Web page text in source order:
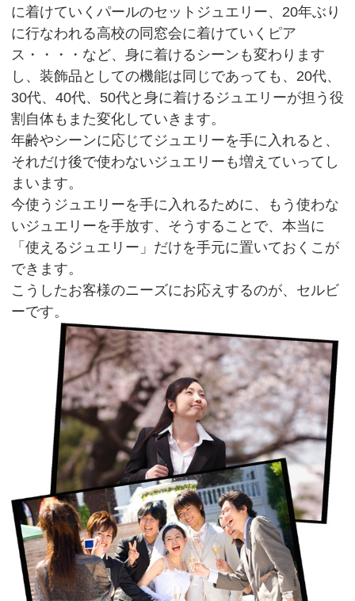
に着けていくパールのセットジュエリー、20年ぶり
に行なわれる高校の同窓会に着けていくピア
ス・・・・など、身に着けるシーンも変わります
し、装飾品としての機能は同じであっても、20代、
30代、40代、50代と身に着けるジュエリーが担う役
割自体もまた変化していきます。
年齢やシーンに応じてジュエリーを手に入れると、
それだけ後で使わないジュエリーも増えていってし
まいます。
今使うジュエリーを手に入れるために、もう使わな
いジュエリーを手放す、そうすることで、本当に
「使えるジュエリー」だけを手元に置いておくこが
できます。
こうしたお客様のニーズにお応えするのが、セルビ
ーです。